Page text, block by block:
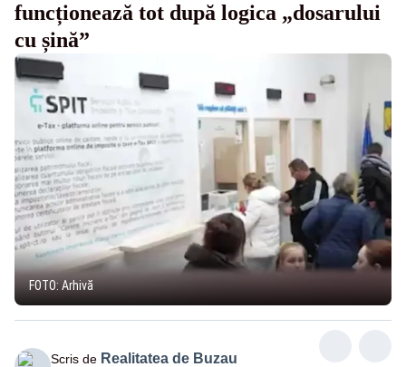
funcționează tot după logica „dosarului
cu șină”
FOTO: Arhivă
Scris de Realitatea de Buzau